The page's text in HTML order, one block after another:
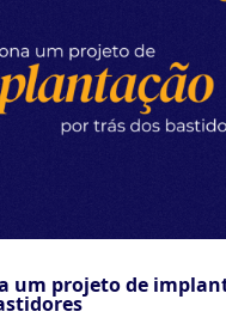
um projeto de